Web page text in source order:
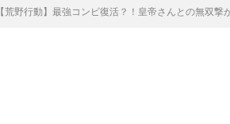
【荒野行動】最強コンビ復活？！皇帝さんとの無双